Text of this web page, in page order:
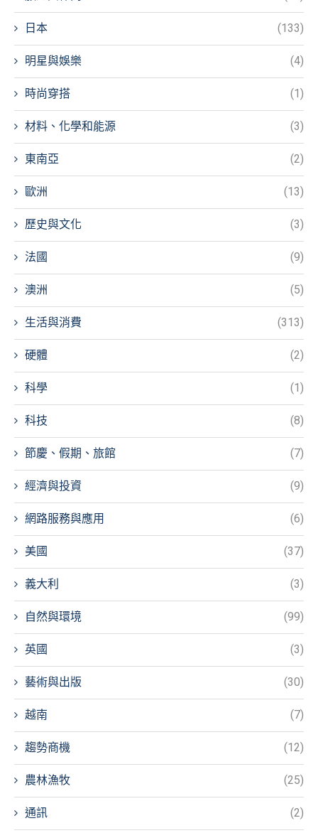
日本 (133)
明星與娛樂 (4)
時尚穿搭 (1)
材料、化學和能源 (3)
東南亞 (2)
歐洲 (13)
歷史與文化 (3)
法國 (9)
澳洲 (5)
生活與消費 (313)
硬體 (2)
科學 (1)
科技 (8)
節慶、假期、旅館 (7)
經濟與投資 (9)
網路服務與應用 (6)
美國 (37)
義大利 (3)
自然與環境 (99)
英國 (3)
藝術與出版 (30)
越南 (7)
趨勢商機 (12)
農林漁牧 (25)
通訊 (2)